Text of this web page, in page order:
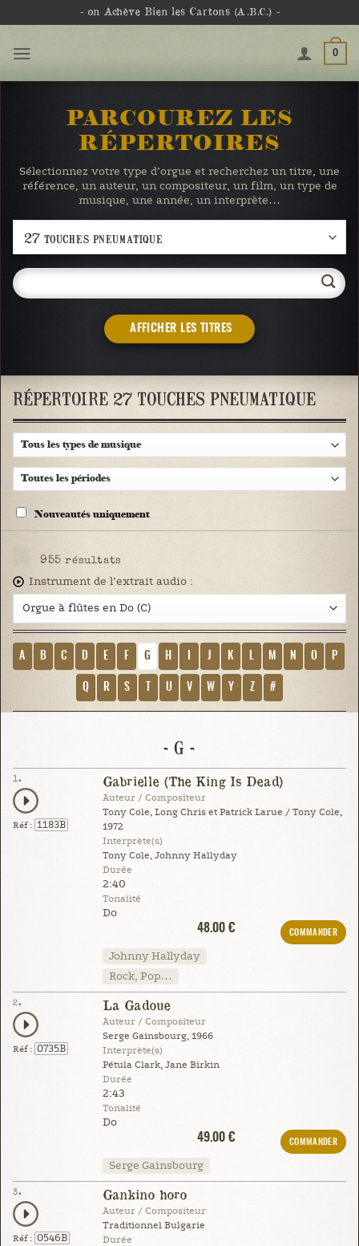
- on Achève Bien les Cartons (A.B.C.) -
0
PARCOUREZ LES
RÉPERTOIRES
Sélectionnez votre type d’orgue et recherchez un titre, une
référence, un auteur, un compositeur, un film, un type de
musique, une année, un interprète…
AFFICHER LES TITRES
RÉPERTOIRE 27 TOUCHES PNEUMATIQUE
Nouveautés uniquement
955 résultats
Instrument de l’extrait audio :
A B C D E F G H J K M N O P
Q R S U V W Y Z #
- G -
1.
Réf : 1183B
Gabrielle (The King Is Dead)
Auteur / Compositeur
Tony Cole, Long Chris et Patrick Larue / Tony Cole,
1972
Interprète(s)
Tony Cole, Johnny Hallyday
Durée
2:40
Tonalité
Do
48.00 €
COMMANDER
Johnny Hallyday
Rock, Pop…
2.
Réf : 0735B
La Gadoue
Auteur / Compositeur
Serge Gainsbourg, 1966
Interprète(s)
Pétula Clark, Jane Birkin
Durée
2:43
Tonalité
Do
49.00 €
COMMANDER
Serge Gainsbourg
3.
Réf : 0546B
Gankino horo
Auteur / Compositeur
Traditionnel Bulgarie
Durée